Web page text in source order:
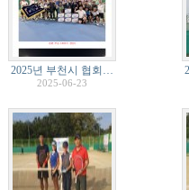
2025년 부천시 협회…
2025-06-23